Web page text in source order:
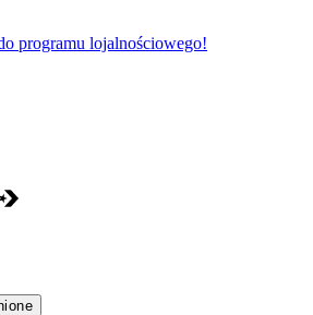
programu lojalnościowego!